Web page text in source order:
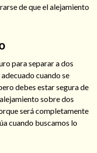
de que el alejamiento
para separar a dos
cuando se
debes estar segura de
sobre dos
será completamente
cuando buscamos lo